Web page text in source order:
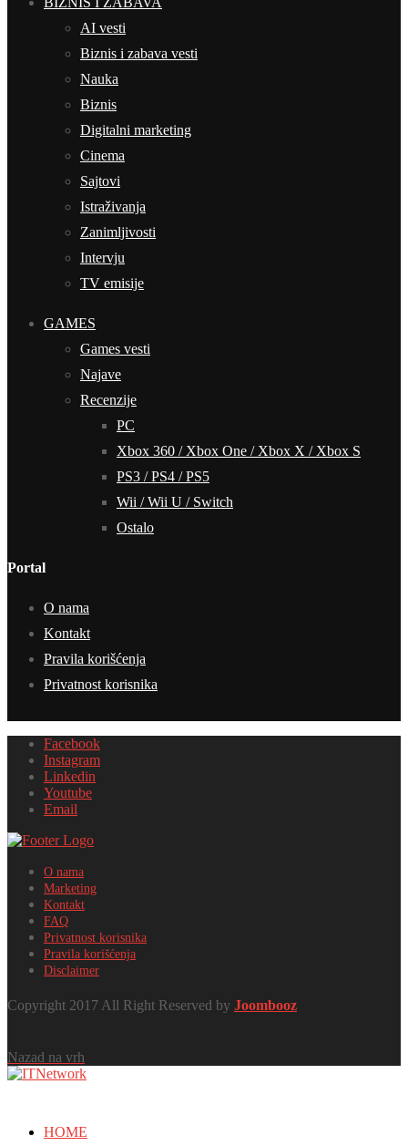
AI vesti
Biznis i zabava vesti
Nauka
Biznis
Digitalni marketing
Cinema
Sajtovi
Istraživanja
Zanimljivosti
Intervju
TV emisije
GAMES
Games vesti
Najave
Recenzije
PC
Xbox 360 / Xbox One / Xbox X / Xbox S
PS3 / PS4 / PS5
Wii / Wii U / Switch
Ostalo
Portal
O nama
Kontakt
Pravila korišćenja
Privatnost korisnika
Facebook
Instagram
Linkedin
Youtube
Email
O nama
Marketing
Kontakt
FAQ
Privatnost korisnika
Pravila korišćenja
Disclaimer
Copyright 2017 All Right Reserved by Joombooz
Nazad na vrh
HOME